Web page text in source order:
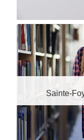
Sainte-